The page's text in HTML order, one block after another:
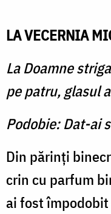
LA VECERNIA
La Doamne
pe patru, glasul
Podobie: Dat-ai
Din părinţi
crin cu parfum
ai fost